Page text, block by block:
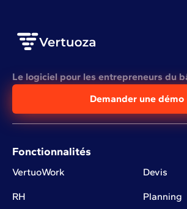
Le logiciel pour les entrepreneurs du
Demander une démo
Fonctionnalités
VertuoWork Devis
RH Planning